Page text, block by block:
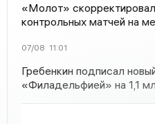
«Молот»
контрольных матчей на
07/08 11:01
Гребенкин подписал
«Филадельфией» на 1,1